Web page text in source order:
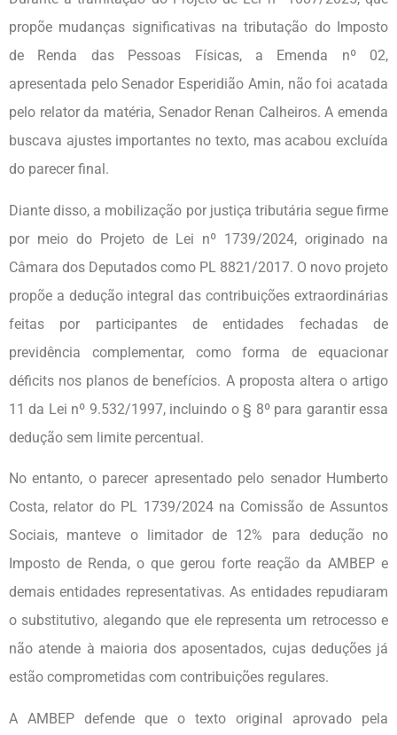
propõe mudanças significativas na tributação do Imposto
de Renda das Pessoas Físicas, a Emenda nº 02,
apresentada pelo Senador Esperidião Amin, não foi acatada
pelo relator da matéria, Senador Renan Calheiros. A emenda
buscava ajustes importantes no texto, mas acabou excluída
do parecer final.
Diante disso, a mobilização por justiça tributária segue firme
por meio do Projeto de Lei nº 1739/2024, originado na
Câmara dos Deputados como PL 8821/2017. O novo projeto
propõe a dedução integral das contribuições extraordinárias
feitas por participantes de entidades fechadas de
previdência complementar, como forma de equacionar
déficits nos planos de benefícios. A proposta altera o artigo
11 da Lei nº 9.532/1997, incluindo o § 8º para garantir essa
dedução sem limite percentual.
No entanto, o parecer apresentado pelo senador Humberto
Costa, relator do PL 1739/2024 na Comissão de Assuntos
Sociais, manteve o limitador de 12% para dedução no
Imposto de Renda, o que gerou forte reação da AMBEP e
demais entidades representativas. As entidades repudiaram
o substitutivo, alegando que ele representa um retrocesso e
não atende à maioria dos aposentados, cujas deduções já
estão comprometidas com contribuições regulares.
A AMBEP defende que o texto original aprovado pela